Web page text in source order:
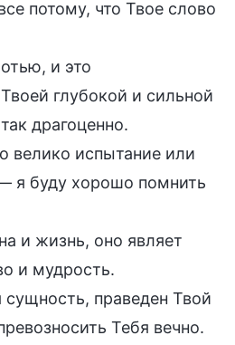
потому, что Твое слово
и это
глубокой и сильной
драгоценно.
велико испытание или
я буду хорошо помнить
и жизнь, оно являет
и мудрость.
праведен Твой
Тебя вечно.